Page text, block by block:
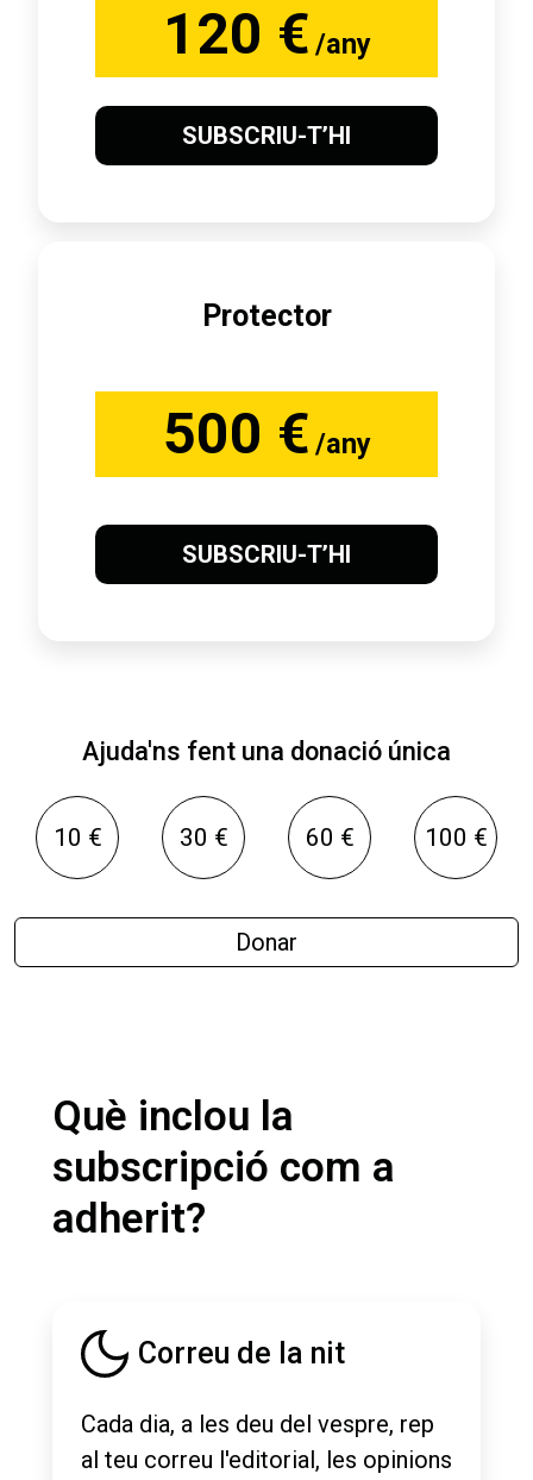
120 € /any
SUBSCRIU-T’HI
Protector
500 € /any
SUBSCRIU-T’HI
Ajuda'ns fent una donació única
10 € 30 € 60 € 100 €
Donar
Què inclou la
subscripció com a
adherit?
Correu de la nit
Cada dia, a les deu del vespre, rep
al teu correu l'editorial, les opinions